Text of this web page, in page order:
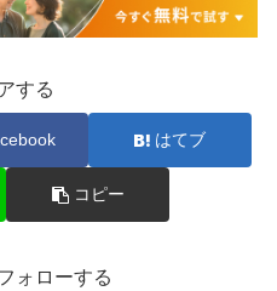
する
はてブ
コピー
ォローする